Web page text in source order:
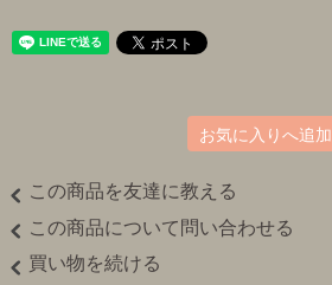
お気に入りへ追加
この商品を友達に教える
この商品について問い合わせる
買い物を続ける